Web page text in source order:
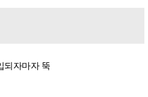
되자마자 뚝